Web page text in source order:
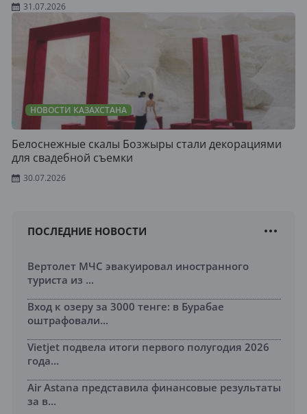
31.07.2026
НОВОСТИ КАЗАХСТАНА
Белоснежные скалы Бозжыры стали декорациями
для свадебной съемки
30.07.2026
ПОСЛЕДНИЕ НОВОСТИ
Вертолет МЧС эвакуировал иностранного
туриста из ...
Вход к озеру за 3000 тенге: в Бурабае
оштрафовали...
Vietjet подвела итоги первого полугодия 2026
года...
Air Astana представила финансовые результаты
за в...